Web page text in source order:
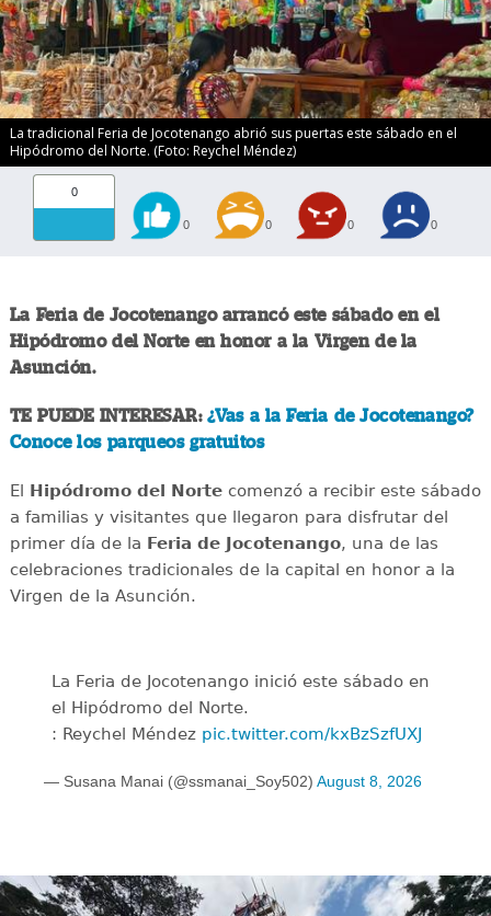
La tradicional Feria de Jocotenango abrió sus puertas este sábado en el
Hipódromo del Norte. (Foto: Reychel Méndez)
0
0 0 0 0
La Feria de Jocotenango arrancó este sábado en el
Hipódromo del Norte en honor a la Virgen de la
Asunción.
TE PUEDE INTERESAR:¿Vas a la Feria de Jocotenango?
Conoce los parqueos gratuitos
El Hipódromo del Nortecomenzó a recibir este sábado
a familias y visitantes que llegaron para disfrutar del
primer día de la Feria de Jocotenango, una de las
celebraciones tradicionales de la capital en honor a la
Virgen de la Asunción.
La Feria de Jocotenango inició este sábado en
el Hipódromo del Norte.
: Reychel Méndez pic.twitter.com/kxBzSzfUXJ
— Susana Manai (@ssmanai_Soy502) August 8, 2026